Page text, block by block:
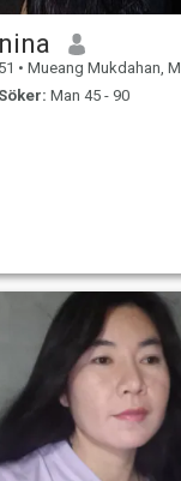
nina
51 • Mueang Mukdahan, Mukdahan, Thailand
Söker: Man 45 - 90